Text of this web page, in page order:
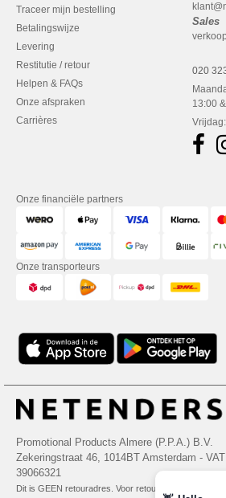
Traceer mijn bestelling
Betalingswijze
Levering
Restitutie / retour
Helpen & FAQs
Onze afspraken
Carrières
Sales
020
13:00
Onze financiële partners
Onze transporteurs
Promotional Products Almere (P.P.A.) B.V.
Zekeringstraat 46, 1014BT Amsterdam -
39066321
Dit is GEEN retouradres. Voor retourzending, zie hier